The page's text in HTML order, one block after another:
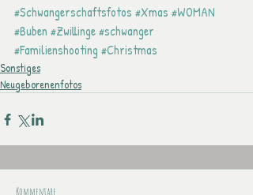
#Schwangerschaftsfotos #Xmas #WOMAN
#Buben #Zwillinge#schwanger
#Familienshooting #Christmas
Sonstiges
Neugeborenenfotos
Kommentare